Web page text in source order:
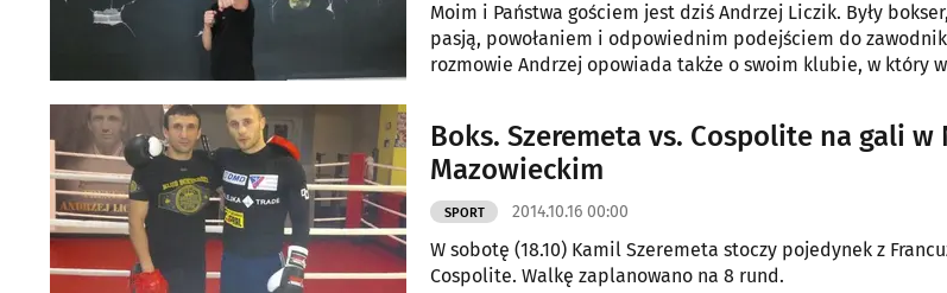
Moim i Państwa gościem jest dziś Andrzej Liczik. Były
pasją, powołaniem i odpowiednim podejściem do
rozmowie Andrzej opowiada także o swoim klubie, w który
Boks. Szeremeta vs. Cospolite na gali w
Mazowieckim
SPORT 2014.10.16 00:00
W sobotę (18.10) Kamil Szeremeta stoczy pojedynek z
Cospolite. Walkę zaplanowano na 8 rund.